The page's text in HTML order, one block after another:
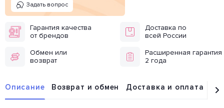
Задать вопрос
Гарантия качества
от брендов
Доставка по
всей России
Обмен или
возврат
Расширенная гарантия
2 года
Описание Возврат и обмен Доставка и оплата